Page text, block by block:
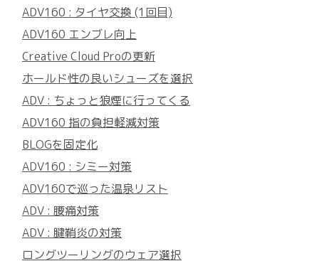
ADV160 : タイヤ交換 (1回目)
ADV160 エンブレ向上
Creative Cloud Proの更新
ホールド性の良いシューズを選択
ADV : ちょっと狼煙に行ってくる
ADV160 指の負担軽減対策
BLOGを固定化
ADV160 : シミー対策
ADV160で巡った温泉リスト
ADV : 腰痛対策
ADV : 腱鞘炎の対策
ロングツーリングのウェア選択